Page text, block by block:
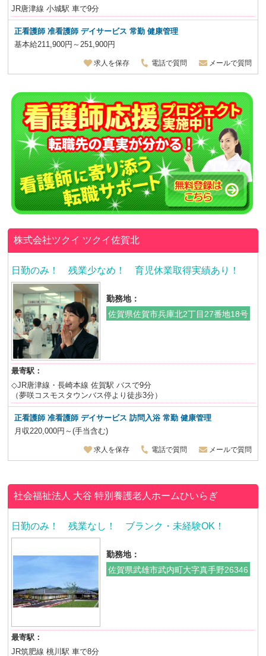
JR唐津線 小城駅 車で9分
正看護師 准看護師 デイサービス 常勤 健康管理
基本給211,900円～251,900円
求人を保存 電話で質問 メールで質問
株式会社ツクイ ツクイ佐賀北
日勤のみ！ 残業少なめ！ 育児休業取得実績あり！
勤務地：
佐賀県佐賀市兵庫北2丁目27番地18号
最寄駅：
◇JR唐津線・長崎本線 佐賀駅 バスで9分
（夢咲コスモスタウンバス停より徒歩3分）
正看護師 准看護師 デイサービス 訪問入浴 常勤 健康管理
月収220,000円～(手当含む)
求人を保存 電話で質問 メールで質問
社会福祉法人 大谷特別養護老人ホームひいらぎ
日勤のみ！ 残業なし！ ブランク・未経験OK！
勤務地：
佐賀県武雄市武内町大字真手野26346
最寄駅：
JR筑肥線 桃川駅 車で8分